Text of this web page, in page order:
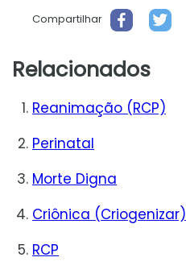
Compartilhar
Relacionados
Reanimação (RCP)
Perinatal
Morte Digna
Criônica (Criogenizar)
RCP